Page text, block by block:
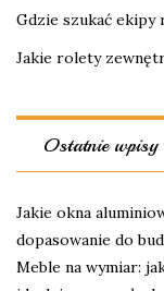
Gdzie szukać ekipy
Jakie rolety
Ostatnie wpisy
Jakie okna
dopasowanie do
Meble na wymiar: